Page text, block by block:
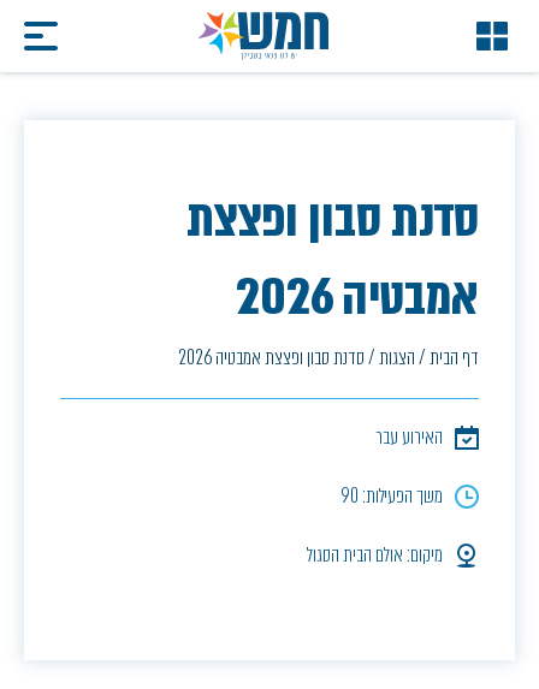
סדנת סבון ופצצת
אמבטיה 2026
דף הבית/הצגות/סדנת סבון ופצצת אמבטיה 2026
האירוע עבר
משך הפעילות: 90
מיקום: אולם הבית הסגול